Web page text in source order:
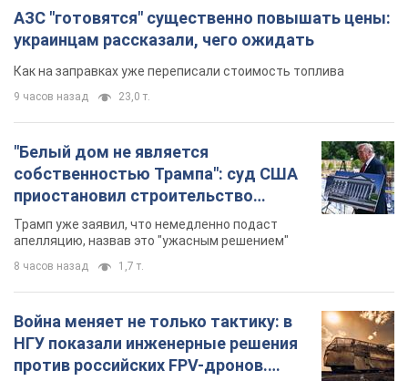
АЗС "готовятся" существенно повышать цены:
украинцам рассказали, чего ожидать
Как на заправках уже переписали стоимость топлива
9 часов назад 23,0 т.
"Белый дом не является
собственностью Трампа": суд США
приостановил строительство
бального зала стоимостью 400 млн
долларов
Трамп уже заявил, что немедленно подаст
апелляцию, назвав это "ужасным решением"
8 часов назад 1,7 т.
Война меняет не только тактику: в
НГУ показали инженерные решения
против российских FPV-дронов.